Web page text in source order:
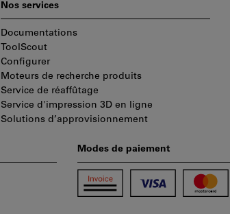
Nos services
Documentations
ToolScout
Configurer
Moteurs de recherche produits
Service de réaffûtage
Service d'impression 3D en ligne
Solutions d’approvisionnement
Modes de paiement